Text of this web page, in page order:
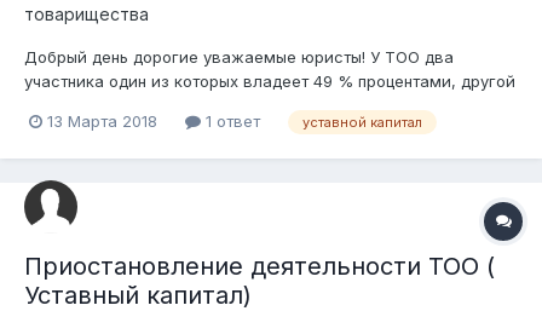
товарищества
Добрый день дорогие уважаемые юристы! У ТОО два
участника один из которых владеет 49 % процентами, другой
владеет 49% процентами полностью оплатил свой взнос в
денежных средств на счет Товарище...
13 Марта 2018 1 ответ уставной капитал
Приостановление деятельности ТОО (
Уставный капитал)